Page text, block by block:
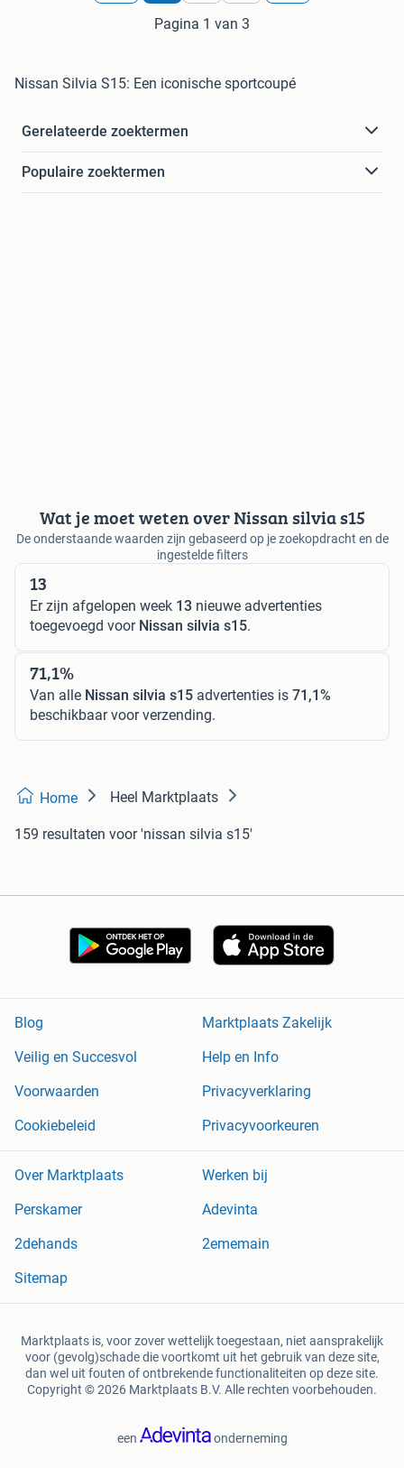
Pagina 1 van 3
Nissan Silvia S15: Een iconische sportcoupé
Gerelateerde zoektermen
Populaire zoektermen
Wat je moet weten over Nissan silvia s15
De onderstaande waarden zijn gebaseerd op je zoekopdracht en de
ingestelde filters
13
Er zijn afgelopen week 13 nieuwe advertenties
toegevoegd voor Nissan silvia s15.
71,1%
Van alle Nissan silvia s15 advertenties is 71,1%
beschikbaar voor verzending.
Home Heel Marktplaats
159 resultaten voor 'nissan silvia s15'
Blog
Marktplaats Zakelijk
Veilig en Succesvol
Help en Info
Voorwaarden
Privacyverklaring
Cookiebeleid
Privacyvoorkeuren
Over Marktplaats
Werken bij
Perskamer
Adevinta
2dehands
2ememain
Sitemap
Marktplaats is, voor zover wettelijk toegestaan, niet aansprakelijk
voor (gevolg)schade die voortkomt uit het gebruik van deze site,
dan wel uit fouten of ontbrekende functionaliteiten op deze site.
Copyright © 2026 Marktplaats B.V. Alle rechten voorbehouden.
een onderneming